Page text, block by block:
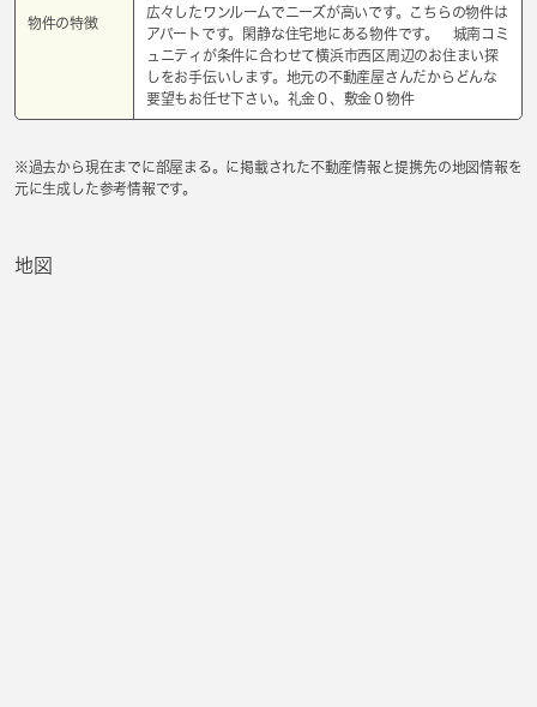
物件の特徴
広々したワンルームでニーズが高いです。こちらの物件は
アパートです。閑静な住宅地にある物件です。 城南コミ
ュニティが条件に合わせて横浜市西区周辺のお住まい探
しをお手伝いします。地元の不動産屋さんだからどんな
要望もお任せ下さい。礼金０、敷金０物件
※過去から現在までに部屋まる。に掲載された不動産情報と提携先の地図情報を
元に生成した参考情報です。
地図